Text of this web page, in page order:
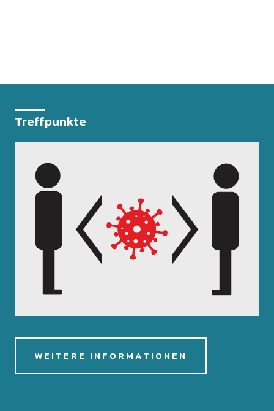
Treffpunkte
WEITERE INFORMATIONEN